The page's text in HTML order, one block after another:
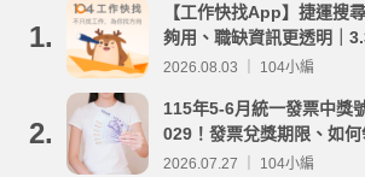
1.
【工作快找App】捷運搜
夠用、職缺資訊更透明｜
2026.08.03 ｜ 104小編
2.
115年5-6月統一發票中獎
029！發票兌獎期限、如
2026.07.27 ｜ 104小編